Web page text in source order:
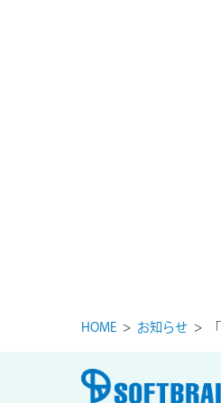
HOME お知らせ